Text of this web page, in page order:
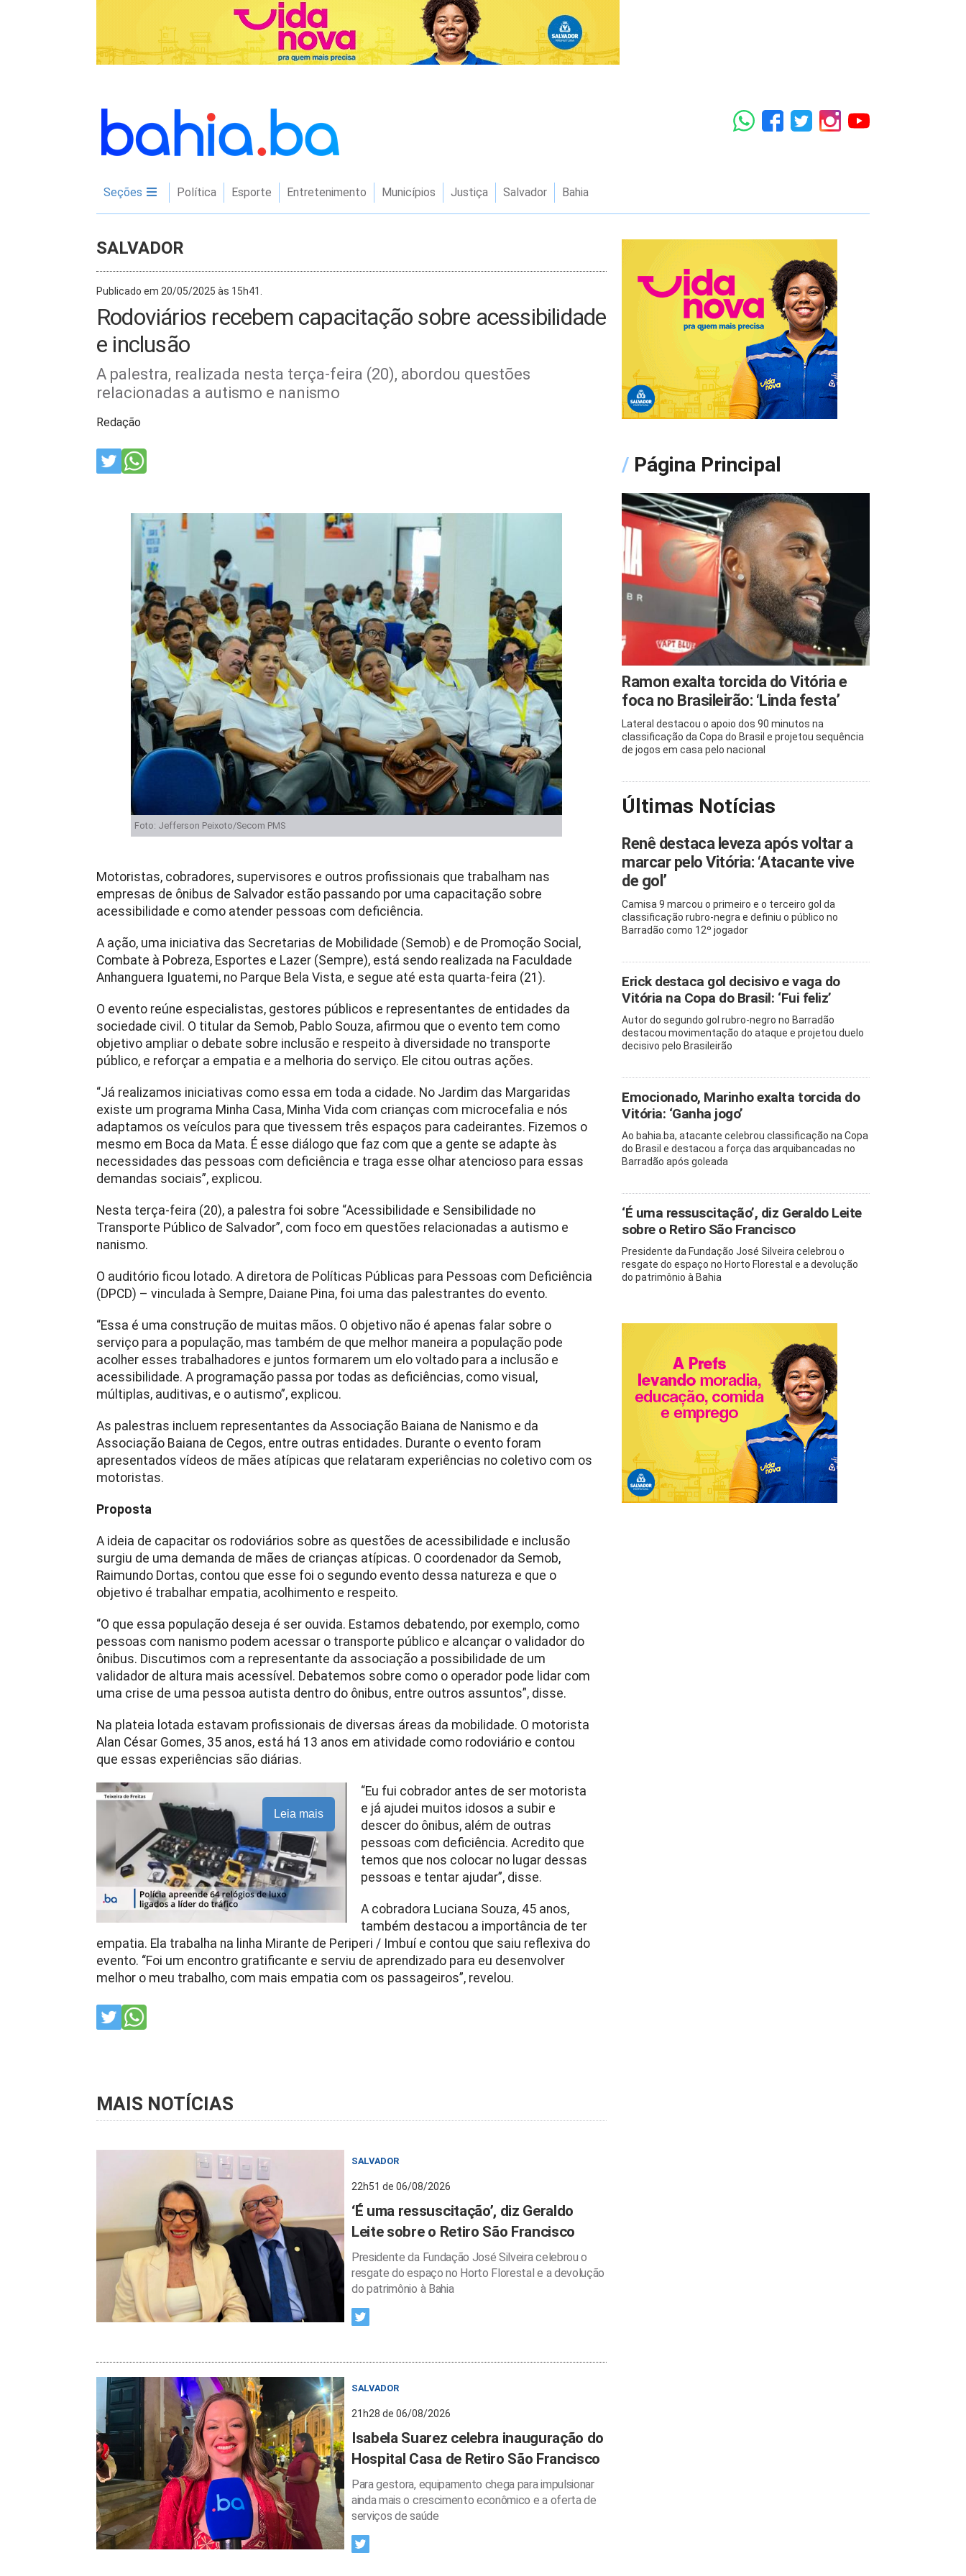
Seções Política Esporte Entretenimento Municípios Justiça Salvador Bahia
SALVADOR
Publicado em 20/05/2025 às 15h41.
Rodoviários recebem capacitação sobre acessibilidade
e inclusão
A palestra, realizada nesta terça-feira (20), abordou questões
relacionadas a autismo e nanismo
Redação
Foto: Jefferson Peixoto/Secom PMS
Motoristas, cobradores, supervisores e outros profissionais que trabalham nas
empresas de ônibus de Salvador estão passando por uma capacitação sobre
acessibilidade e como atender pessoas com deficiência.
A ação, uma iniciativa das Secretarias de Mobilidade (Semob) e de Promoção Social,
Combate à Pobreza, Esportes e Lazer (Sempre), está sendo realizada na Faculdade
Anhanguera Iguatemi, no Parque Bela Vista, e segue até esta quarta-feira (21).
O evento reúne especialistas, gestores públicos e representantes de entidades da
sociedade civil. O titular da Semob, Pablo Souza, afirmou que o evento tem como
objetivo ampliar o debate sobre inclusão e respeito à diversidade no transporte
público, e reforçar a empatia e a melhoria do serviço. Ele citou outras ações.
“Já realizamos iniciativas como essa em toda a cidade. No Jardim das Margaridas
existe um programa Minha Casa, Minha Vida com crianças com microcefalia e nós
adaptamos os veículos para que tivessem três espaços para cadeirantes. Fizemos o
mesmo em Boca da Mata. É esse diálogo que faz com que a gente se adapte às
necessidades das pessoas com deficiência e traga esse olhar atencioso para essas
demandas sociais”, explicou.
Nesta terça-feira (20), a palestra foi sobre “Acessibilidade e Sensibilidade no
Transporte Público de Salvador”, com foco em questões relacionadas a autismo e
nanismo.
O auditório ficou lotado. A diretora de Políticas Públicas para Pessoas com Deficiência
(DPCD) – vinculada à Sempre, Daiane Pina, foi uma das palestrantes do evento.
“Essa é uma construção de muitas mãos. O objetivo não é apenas falar sobre o
serviço para a população, mas também de que melhor maneira a população pode
acolher esses trabalhadores e juntos formarem um elo voltado para a inclusão e
acessibilidade. A programação passa por todas as deficiências, como visual,
múltiplas, auditivas, e o autismo”, explicou.
As palestras incluem representantes da Associação Baiana de Nanismo e da
Associação Baiana de Cegos, entre outras entidades. Durante o evento foram
apresentados vídeos de mães atípicas que relataram experiências no coletivo com os
motoristas.
Proposta
A ideia de capacitar os rodoviários sobre as questões de acessibilidade e inclusão
surgiu de uma demanda de mães de crianças atípicas. O coordenador da Semob,
Raimundo Dortas, contou que esse foi o segundo evento dessa natureza e que o
objetivo é trabalhar empatia, acolhimento e respeito.
“O que essa população deseja é ser ouvida. Estamos debatendo, por exemplo, como
pessoas com nanismo podem acessar o transporte público e alcançar o validador do
ônibus. Discutimos com a representante da associação a possibilidade de um
validador de altura mais acessível. Debatemos sobre como o operador pode lidar com
uma crise de uma pessoa autista dentro do ônibus, entre outros assuntos”, disse.
Na plateia lotada estavam profissionais de diversas áreas da mobilidade. O motorista
Alan César Gomes, 35 anos, está há 13 anos em atividade como rodoviário e contou
que essas experiências são diárias.
Leia mais
“Eu fui cobrador antes de ser motorista
e já ajudei muitos idosos a subir e
descer do ônibus, além de outras
pessoas com deficiência. Acredito que
temos que nos colocar no lugar dessas
pessoas e tentar ajudar”, disse.
A cobradora Luciana Souza, 45 anos,
também destacou a importância de ter
empatia. Ela trabalha na linha Mirante de Periperi / Imbuí e contou que saiu reflexiva do
evento. “Foi um encontro gratificante e serviu de aprendizado para eu desenvolver
melhor o meu trabalho, com mais empatia com os passageiros”, revelou.
MAIS NOTÍCIAS
SALVADOR
22h51 de 06/08/2026
‘É uma ressuscitação’, diz Geraldo
Leite sobre o Retiro São Francisco
Presidente da Fundação José Silveira celebrou o
resgate do espaço no Horto Florestal e a devolução
do patrimônio à Bahia
SALVADOR
21h28 de 06/08/2026
Isabela Suarez celebra inauguração do
Hospital Casa de Retiro São Francisco
Para gestora, equipamento chega para impulsionar
ainda mais o crescimento econômico e a oferta de
serviços de saúde
/ Página Principal
Ramon exalta torcida do Vitória e
foca no Brasileirão: ‘Linda festa’
Lateral destacou o apoio dos 90 minutos na
classificação da Copa do Brasil e projetou sequência
de jogos em casa pelo nacional
Últimas Notícias
Renê destaca leveza após voltar a
marcar pelo Vitória: ‘Atacante vive
de gol’
Camisa 9 marcou o primeiro e o terceiro gol da
classificação rubro-negra e definiu o público no
Barradão como 12º jogador
Erick destaca gol decisivo e vaga do
Vitória na Copa do Brasil: ‘Fui feliz’
Autor do segundo gol rubro-negro no Barradão
destacou movimentação do ataque e projetou duelo
decisivo pelo Brasileirão
Emocionado, Marinho exalta torcida do
Vitória: ‘Ganha jogo’
Ao bahia.ba, atacante celebrou classificação na Copa
do Brasil e destacou a força das arquibancadas no
Barradão após goleada
‘É uma ressuscitação’, diz Geraldo Leite
sobre o Retiro São Francisco
Presidente da Fundação José Silveira celebrou o
resgate do espaço no Horto Florestal e a devolução
do patrimônio à Bahia